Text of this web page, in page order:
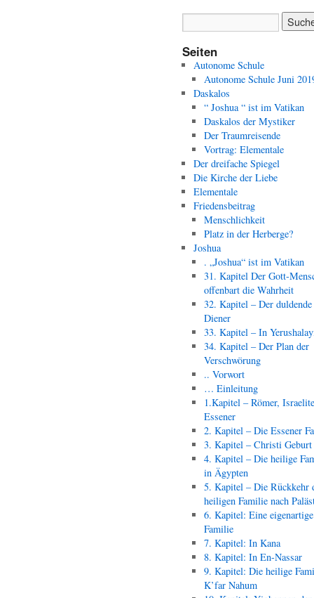
Seiten
Autonome Schule
Autonome Schule Juni
Daskalos
“ Joshua “ ist im Vatikan
Daskalos der Mystiker
Der Traumreisende
Vortrag: Elementale
Der dreifache Spiegel
Die Kirche der Liebe
Elementale
Friedensbeitrag
Menschlichkeit
Platz in der Herberge?
Joshua
. „Joshua“ ist im Vatikan
31. Kapitel Der Gott-
offenbart die Wahrheit
32. Kapitel – Der duldende
Diener
33. Kapitel – In
34. Kapitel – Der Plan der
Verschwörung
.. Vorwort
… Einleitung
1.Kapitel – Römer,
Essener
2. Kapitel – Die Essener
3. Kapitel – Christi Geburt
4. Kapitel – Die heilige
in Ägypten
5. Kapitel – Die Rückkehr
heiligen Familie nach
6. Kapitel: Eine eigenartige
Familie
7. Kapitel: In Kana
8. Kapitel: In En-Nassar
9. Kapitel: Die heilige
K’far Nahum